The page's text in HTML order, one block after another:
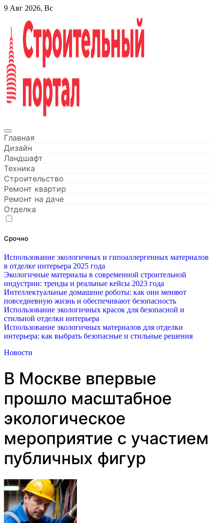
Перейти
содержанию
9 Авг 2026, Вс
Строительный портал
Главная
Дизайн
Ландшафт
Техника
Строительство
Ремонт квартир
Ремонт на даче
Отделка
Срочно
Использование экологичных и гипоаллергенных материалов
в отделке интерьера 2025 года
Экологичные материалы в современной строительной
индустрии: тренды и реальные кейсы 2023 года
Интеллектуальные домашние роботы: как они меняют
повседневную жизнь и обеспечивают безопасность
Использование экологичных красок для безопасной и
стильной отделки интерьера
Использование экологичных материалов для отделки
интерьера: как выбрать безопасные и стильные решения
Новости
В Москве впервые
прошло масштабное
экологическое
мероприятие с участием
публичных фигур